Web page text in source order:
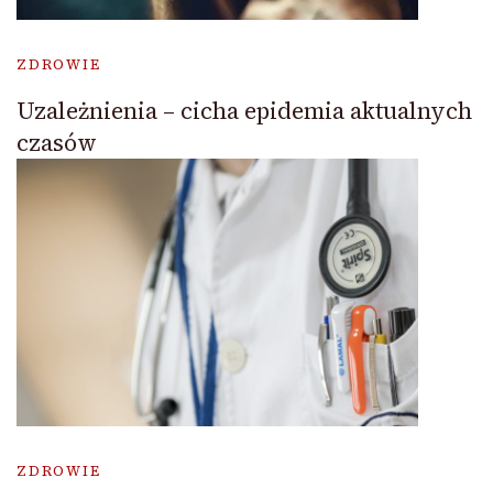
ZDROWIE
Uzależnienia – cicha epidemia aktualnych
czasów
ZDROWIE